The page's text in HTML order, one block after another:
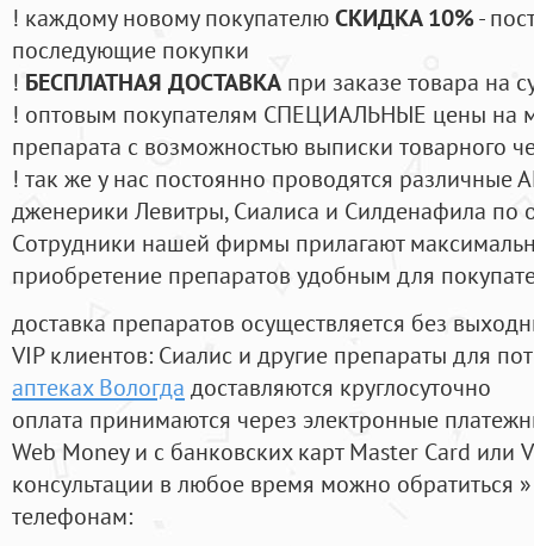
! каждому новому покупателюСКИДКА 10%-
последующие покупки
! БЕСПЛАТНАЯ ДОСТАВКА при заказе товара на
! оптовым покупателям СПЕЦИАЛЬНЫЕ цены на
препарата с возможностью выписки товарного
! так же у нас постоянно проводятся
дженерики Левитры, Сиалиса и Силденафила по
Cотрудники нашей фирмы прилагают
приобретение препаратов удобным для
доставка препаратов осуществляется без
VIP клиентов: Сиалис и другие препараты для
аптеках Вологда доставляются круглосуточно
оплата принимаются через электронные
Web Money и с банковских карт Master Card или
консультации в любое время можно обратиться
телефонам: